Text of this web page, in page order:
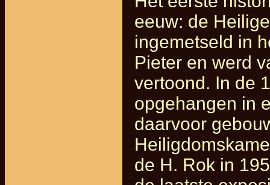
eeuw: de
ingemetseld in
Pieter en werd
vertoond. In de
opgehangen in
daarvoor
de H. Rok in